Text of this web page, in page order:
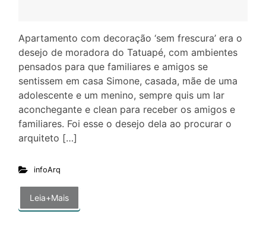
Apartamento com decoração ‘sem frescura’ era o
desejo de moradora do Tatuapé, com ambientes
pensados para que familiares e amigos se
sentissem em casa Simone, casada, mãe de uma
adolescente e um menino, sempre quis um lar
aconchegante e clean para receber os amigos e
familiares. Foi esse o desejo dela ao procurar o
arquiteto […]
infoArq
Leia+Mais